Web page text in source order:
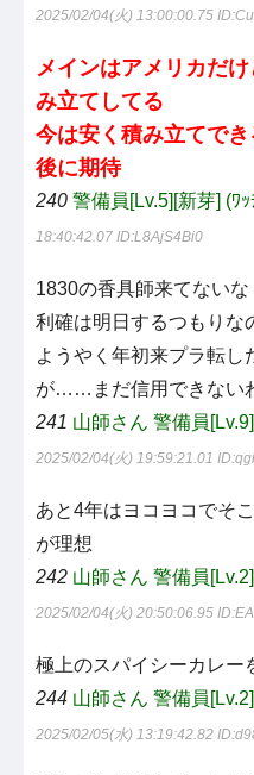
2025/02/04(火) 13:00:00.75
メインはアメリカだ
み立てしてる
今は安く積み立てで
後に期待
240 警備員[Lv.5][新芽] (ﾜ
18:40:42.07 ID:L8AjS4Bi0
1830の香具師来てないな
利確は明日するつもりな
ようやく年初来プラ転し
が……まだ信用できない
241 山師さん 警備員
2025/02/04(火) 19:59:21.01
あと4年はヨコヨコでそ
が理想
242 山師さん 警備員
2025/02/04(火) 20:50:06.95
極上のスパイシーカレー
244 山師さん 警備員
2025/02/05(水) 13:19:42.82